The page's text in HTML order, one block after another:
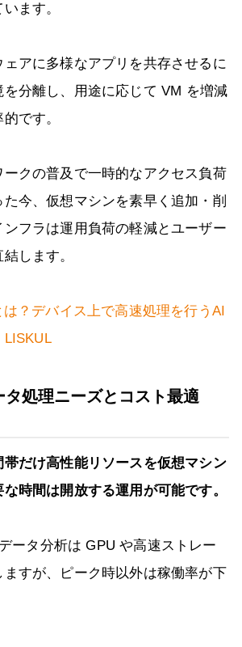
ます。
ェアに多様なアプリを共存させるに
を分離し、用途に応じて VM を増減
です。
ークの普及で一時的なアクセス負荷
今、仮想マシンを素早く追加・削
ンフラは運用負荷の軽減とユーザー
します。
？デバイス上で高速処理を行うAI
LISKUL
処理ニーズとコスト最適
だけ高性能リソースを仮想マシン
時間は開放する運用が可能です。
ータ分析は GPU や高速ストレー
ますが、ピーク時以外は稼働率が下